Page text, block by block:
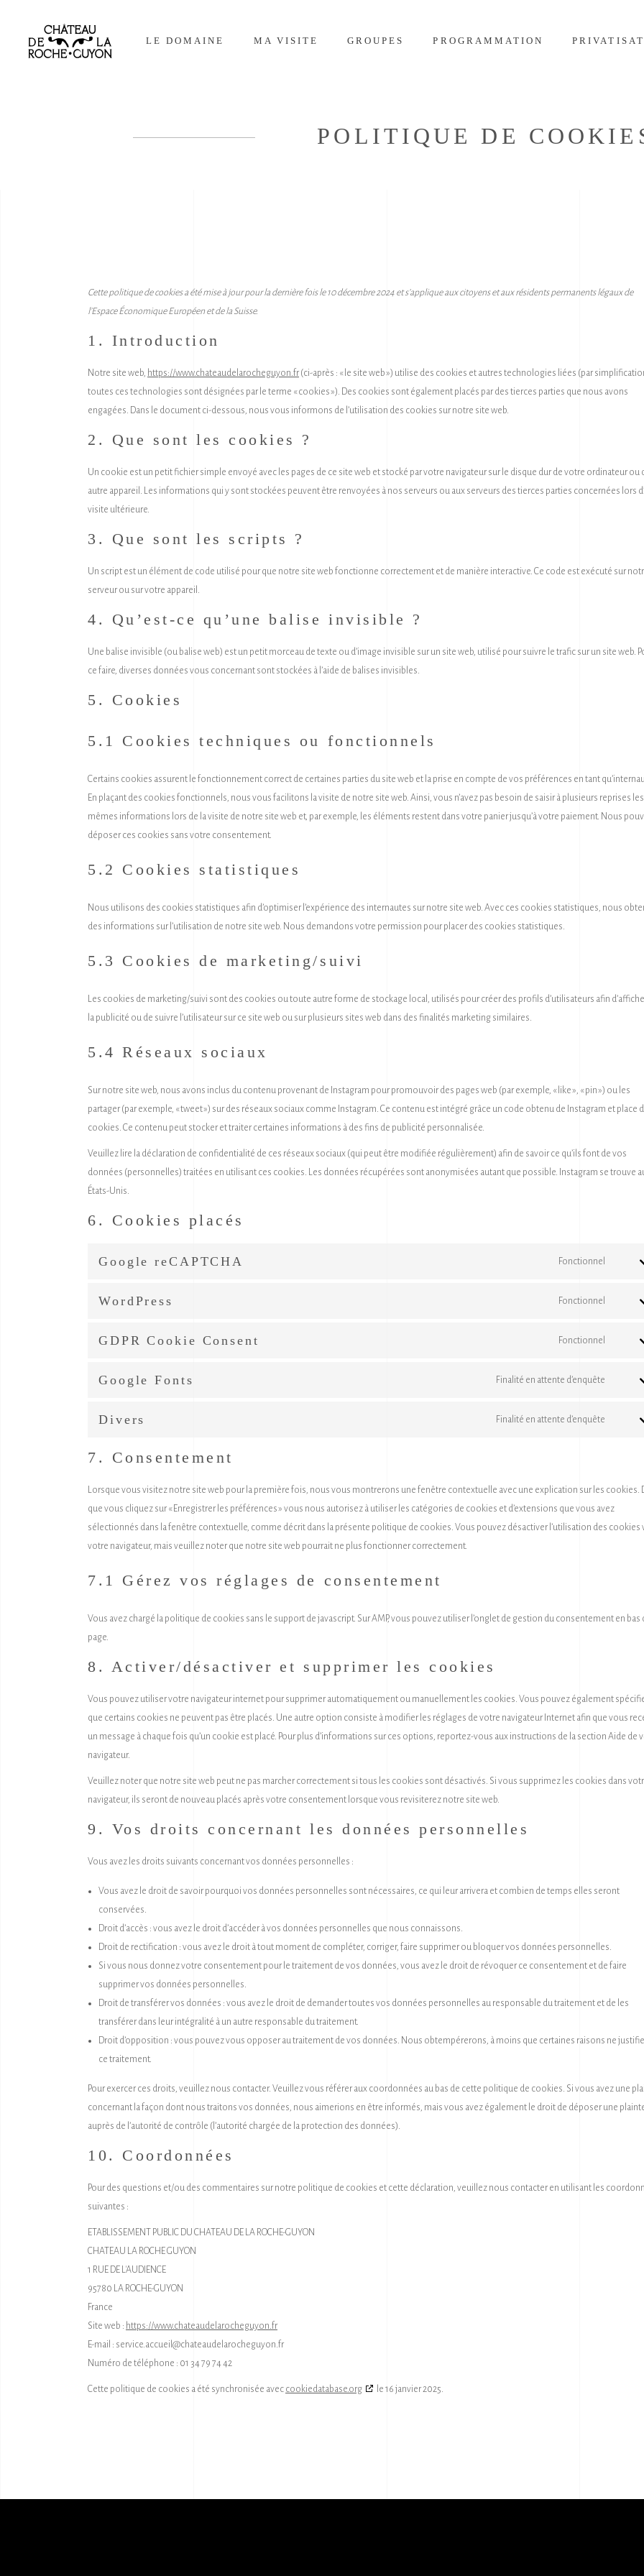
LE DOMAINE MA VISITE GROUPES PROGRAMMATION
POLITIQUE DE
Cette politique de cookies a été mise à jour pour la dernière fois le 10 décembre 2024 et s’applique aux citoyens et aux résidents permanents légaux de
l’Espace Économique Européen et de la Suisse.
1. Introduction
Notre site web, https://www.chateaudelarocheguyon.fr (ci-après : « le site web ») utilise des cookies et autres technologies liées (par
toutes ces technologies sont désignées par le terme « cookies »). Des cookies sont également placés par des tierces parties que nous avons
engagées. Dans le document ci-dessous, nous vous informons de l’utilisation des cookies sur notre site web.
2. Que sont les cookies ?
Un cookie est un petit fichier simple envoyé avec les pages de ce site web et stocké par votre navigateur sur le disque dur de votre ordinateur ou
autre appareil. Les informations qui y sont stockées peuvent être renvoyées à nos serveurs ou aux serveurs des tierces parties concernées lors
visite ultérieure.
3. Que sont les scripts ?
Un script est un élément de code utilisé pour que notre site web fonctionne correctement et de manière interactive. Ce code est exécuté sur
serveur ou sur votre appareil.
4. Qu’est-ce qu’une balise invisible ?
Une balise invisible (ou balise web) est un petit morceau de texte ou d’image invisible sur un site web, utilisé pour suivre le trafic sur un site web.
ce faire, diverses données vous concernant sont stockées à l’aide de balises invisibles.
5. Cookies
5.1 Cookies techniques ou fonctionnels
Certains cookies assurent le fonctionnement correct de certaines parties du site web et la prise en compte de vos préférences en tant
En plaçant des cookies fonctionnels, nous vous facilitons la visite de notre site web. Ainsi, vous n’avez pas besoin de saisir à plusieurs reprises les
mêmes informations lors de la visite de notre site web et, par exemple, les éléments restent dans votre panier jusqu’à votre paiement. Nous
déposer ces cookies sans votre consentement.
5.2 Cookies statistiques
Nous utilisons des cookies statistiques afin d’optimiser l’expérience des internautes sur notre site web. Avec ces cookies statistiques, nous
des informations sur l’utilisation de notre site web. Nous demandons votre permission pour placer des cookies statistiques.
5.3 Cookies de marketing/suivi
Les cookies de marketing/suivi sont des cookies ou toute autre forme de stockage local, utilisés pour créer des profils d’utilisateurs afin
la publicité ou de suivre l’utilisateur sur ce site web ou sur plusieurs sites web dans des finalités marketing similaires.
5.4 Réseaux sociaux
Sur notre site web, nous avons inclus du contenu provenant de Instagram pour promouvoir des pages web (par exemple, « like », « pin ») ou les
partager (par exemple, « tweet ») sur des réseaux sociaux comme Instagram. Ce contenu est intégré grâce un code obtenu de Instagram et place
cookies. Ce contenu peut stocker et traiter certaines informations à des fins de publicité personnalisée.
Veuillez lire la déclaration de confidentialité de ces réseaux sociaux (qui peut être modifiée régulièrement) afin de savoir ce qu’ils font de vos
données (personnelles) traitées en utilisant ces cookies. Les données récupérées sont anonymisées autant que possible. Instagram se trouve
États-Unis.
6. Cookies placés
Google reCAPTCHA
Fonctionnel
WordPress
Fonctionnel
GDPR Cookie Consent
Fonctionnel
Google Fonts
Finalité en attente d’enquête
Divers
Finalité en attente d’enquête
divers
7. Consentement
Lorsque vous visitez notre site web pour la première fois, nous vous montrerons une fenêtre contextuelle avec une explication sur les cookies.
que vous cliquez sur « Enregistrer les préférences » vous nous autorisez à utiliser les catégories de cookies et d’extensions que vous avez
sélectionnés dans la fenêtre contextuelle, comme décrit dans la présente politique de cookies. Vous pouvez désactiver l’utilisation des cookies
votre navigateur, mais veuillez noter que notre site web pourrait ne plus fonctionner correctement.
7.1 Gérez vos réglages de consentement
Vous avez chargé la politique de cookies sans le support de javascript. Sur AMP, vous pouvez utiliser l’onglet de gestion du consentement en bas
page.
8. Activer/désactiver et supprimer les cookies
Vous pouvez utiliser votre navigateur internet pour supprimer automatiquement ou manuellement les cookies. Vous pouvez également
que certains cookies ne peuvent pas être placés. Une autre option consiste à modifier les réglages de votre navigateur Internet afin que vous
un message à chaque fois qu’un cookie est placé. Pour plus d’informations sur ces options, reportez-vous aux instructions de la section Aide de
navigateur.
Veuillez noter que notre site web peut ne pas marcher correctement si tous les cookies sont désactivés. Si vous supprimez les cookies dans
navigateur, ils seront de nouveau placés après votre consentement lorsque vous revisiterez notre site web.
9. Vos droits concernant les données personnelles
Vous avez les droits suivants concernant vos données personnelles :
Vous avez le droit de savoir pourquoi vos données personnelles sont nécessaires, ce qui leur arrivera et combien de temps elles seront
conservées.
Droit d’accès : vous avez le droit d’accéder à vos données personnelles que nous connaissons.
Droit de rectification : vous avez le droit à tout moment de compléter, corriger, faire supprimer ou bloquer vos données personnelles.
Si vous nous donnez votre consentement pour le traitement de vos données, vous avez le droit de révoquer ce consentement et de faire
supprimer vos données personnelles.
Droit de transférer vos données : vous avez le droit de demander toutes vos données personnelles au responsable du traitement et de les
transférer dans leur intégralité à un autre responsable du traitement.
Droit d’opposition : vous pouvez vous opposer au traitement de vos données. Nous obtempérerons, à moins que certaines raisons ne
ce traitement.
Pour exercer ces droits, veuillez nous contacter. Veuillez vous référer aux coordonnées au bas de cette politique de cookies. Si vous avez une
concernant la façon dont nous traitons vos données, nous aimerions en être informés, mais vous avez également le droit de déposer une
auprès de l’autorité de contrôle (l’autorité chargée de la protection des données).
10. Coordonnées
Pour des questions et/ou des commentaires sur notre politique de cookies et cette déclaration, veuillez nous contacter en utilisant les
suivantes :
ETABLISSEMENT PUBLIC DU CHATEAU DE LA ROCHE-GUYON
CHATEAU LA ROCHE GUYON
1 RUE DE L'AUDIENCE
95780 LA ROCHE-GUYON
France
Site web : https://www.chateaudelarocheguyon.fr
E-mail : service.accueil@chateaudelarocheguyon.fr
Numéro de téléphone : 01 34 79 74 42
Cette politique de cookies a été synchronisée avec cookiedatabase.org le 16 janvier 2025.